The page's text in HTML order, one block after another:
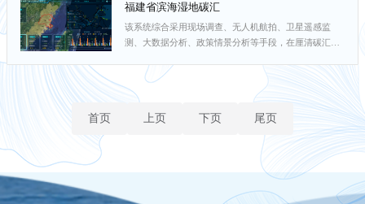
福建省滨海湿地碳汇
该系统综合采用现场调查、无人机航拍、卫星遥感监
测、大数据分析、政策情景分析等手段，在厘清碳汇过
形成一套低成本、高效率的滨海湿地碳汇监测、模拟与
评估系统。该系统可以快速提取红树林、盐沼等典型滨
海湿地的空间分布，动态模拟滨海湿地碳汇时空格局与
演变趋势，精准评估滨海湿地的碳汇能力与碳汇潜力。
项目成果已推送集成到福建省生态云平台，为滨海湿地
首页 上页 下页 尾页